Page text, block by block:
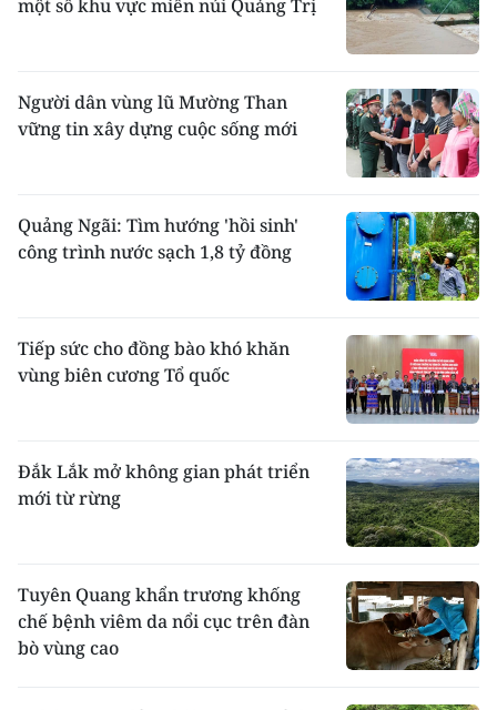
một số khu vực miền núi Quảng Trị
Người dân vùng lũ Mường Than
vững tin xây dựng cuộc sống mới
Quảng Ngãi: Tìm hướng 'hồi sinh'
công trình nước sạch 1,8 tỷ đồng
Tiếp sức cho đồng bào khó khăn
vùng biên cương Tổ quốc
Đắk Lắk mở không gian phát triển
mới từ rừng
Tuyên Quang khẩn trương khống
chế bệnh viêm da nổi cục trên đàn
bò vùng cao